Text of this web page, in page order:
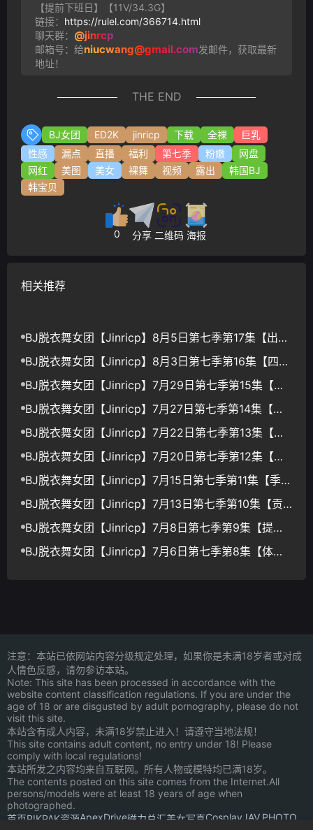
【提前下班日】【11V/34.3G】
链接： https://rulel.com/366714.html
聊天群： @jinrcp
邮箱号：给niucwang@gmail.com发邮件，获取最新
地址！
THE END
BJ女团 ED2K jinricp 下载 全裸
巨乳
性感
漏点 直播 福利 第七季 粉嫩
网盘
网红
美图 美女 裸舞 视频 露出
韩国BJ
韩宝贝
0 分享 二维码 海报
相关推荐
BJ脱衣舞女团【Jinricp】8月5日第七季第17集【出发
梦之队】【12V/37.6G】
BJ脱衣舞女团【Jinricp】8月3日第七季第16集【四轮
挑战赛】【12V/39.4G】
BJ脱衣舞女团【Jinricp】7月29日第七季第15集【高
尔夫团战】【12V/36.9G】
BJ脱衣舞女团【Jinricp】7月27日第七季第14集【光
荣赛车手】【13V/39.5G】
BJ脱衣舞女团【Jinricp】7月22日第七季第13集【团
队棒球赛】【13V42.3G】
BJ脱衣舞女团【Jinricp】7月20日第七季第12集【女
王淘汰赛】【14V/43.3G】
BJ脱衣舞女团【Jinricp】7月15日第七季第11集【季中
职级赛】【11V/34.1G】
BJ脱衣舞女团【Jinricp】7月13日第七季第10集【贡
献轮盘日】【12V/38.8G】
BJ脱衣舞女团【Jinricp】7月8日第七季第9集【提前
下班日】【11V/34.3G】
BJ脱衣舞女团【Jinricp】7月6日第七季第8集【体能
注意：本站已依网站内容分级规定处理，如果你是未满18岁者或对成
人情色反感，请勿参访本站。
Note: This site has been processed in accordance with the
website content classification regulations. If you are under the
age of 18 or are disgusted by adult pornography, please do not
visit this site.
本站含有成人内容，未满18岁禁止进入！请遵守当地法规！
This site contains adult content, no entry under 18! Please
comply with local regulations!
本站所发之内容均来自互联网。所有人物或模特均已满18岁。
The contents posted on this site comes from the Internet.All
persons/models were at least 18 years of age when
photographed.
首页PIKPAK资源ApexDrive磁力总汇美女写真CosplayJAV.PHOTO